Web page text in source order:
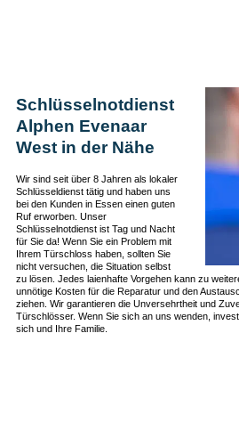
Schlüsselnotdienst
Alphen Evenaar
West in der Nähe
Wir sind seit über 8 Jahren als lokaler
Schlüsseldienst tätig und haben uns
bei den Kunden in Essen einen guten
Ruf erworben. Unser
Schlüsselnotdienst ist Tag und Nacht
für Sie da! Wenn Sie ein Problem mit
Ihrem Türschloss haben, sollten Sie
nicht versuchen, die Situation selbst
zu lösen. Jedes laienhafte Vorgehen kann zu
unnötige Kosten für die Reparatur und den
ziehen. Wir garantieren die Unversehrtheit und
Türschlösser. Wenn Sie sich an uns wenden,
sich und Ihre Familie.